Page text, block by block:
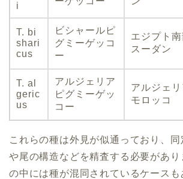
i
T. bi
shari
cus
ビシャールピ
グミーゲッコ
ー
エジプト南
スーダン
T. al
geric
us
アルジェリア
ピグミーゲッ
コー
アルジェリ
モロッコ
これらの種は外見が似通っており、同
や尾の構造などを精査する必要があ
の中には種が混同されているケースも